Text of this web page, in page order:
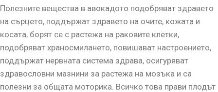
Полезните вещества в авокадото подобряват здравето
на сърцето, поддържат здравето на очите, кожата и
косата, борят се с растежа на раковите клетки,
подобряват храносмилането, повишават настроението,
поддържат нервната система здрава, осигуряват
здравословни мазнини за растежа на мозъка и са
полезни за общата моторика. Всичко това прави плодът